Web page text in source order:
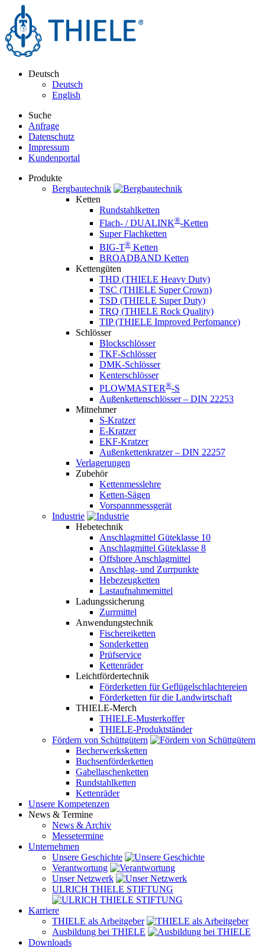
Deutsch
Deutsch
English
Suche
Anfrage
Datenschutz
Impressum
Kundenportal
Produkte
Bergbautechnik
Ketten
Rundstahlketten
Flach- / DUALINK®-Ketten
Super Flachketten
BIG-T® Ketten
BROADBAND Ketten
Kettengüten
THD (THIELE Heavy Duty)
TSC (THIELE Super Crown)
TSD (THIELE Super Duty)
TRQ (THIELE Rock Quality)
TIP (THIELE Improved Perfomance)
Schlösser
Blockschlösser
TKF-Schlösser
DMK-Schlösser
Kenterschlösser
PLOWMASTER®-S
Außenkettenschlösser – DIN 22253
Mitnehmer
S-Kratzer
E-Kratzer
EKF-Kratzer
Außenkettenkratzer – DIN 22257
Verlagerungen
Zubehör
Kettenmesslehre
Ketten-Sägen
Vorspannmessgerät
Industrie
Hebetechnik
Anschlagmittel Güteklasse 10
Anschlagmittel Güteklasse 8
Offshore Anschlagmittel
Anschlag- und Zurrpunkte
Hebezeugketten
Lastaufnahmemittel
Ladungssicherung
Zurrmittel
Anwendungstechnik
Fischereiketten
Sonderketten
Prüfservice
Kettenräder
Leichtfördertechnik
Förderketten für Geflügelschlachtereien
Förderketten für die Landwirtschaft
THIELE-Merch
THIELE-Musterkoffer
THIELE-Produktständer
Fördern von Schüttgütern
Becherwerksketten
Buchsenförderketten
Gabellaschenketten
Rundstahlketten
Kettenräder
Unsere Kompetenzen
News & Termine
News & Archiv
Messetermine
Unternehmen
Unsere Geschichte
Verantwortung
Unser Netzwerk
ULRICH THIELE STIFTUNG
Karriere
THIELE als Arbeitgeber
Ausbildung bei THIELE
Downloads